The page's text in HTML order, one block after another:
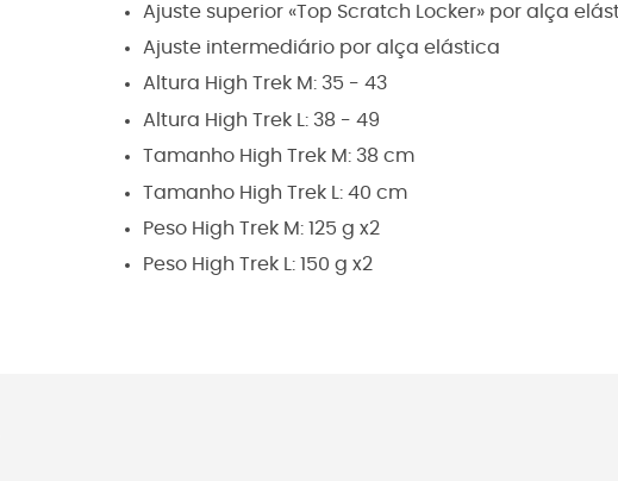
Ajuste superior «Top Scratch Locker» por alça
Ajuste intermediário por alça elástica
Altura High Trek M: 35 - 43
Altura High Trek L: 38 - 49
Tamanho High Trek M: 38 cm
Tamanho High Trek L: 40 cm
Peso High Trek M: 125 g x2
Peso High Trek L: 150 g x2